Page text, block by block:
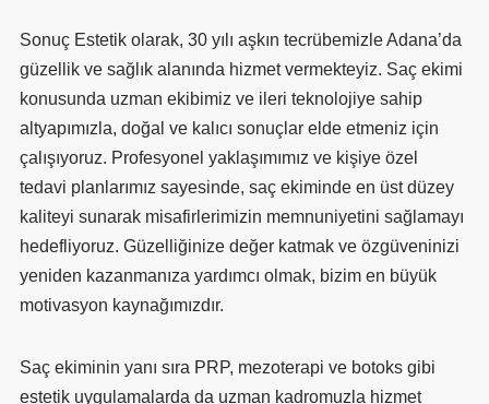
Sonuç Estetik olarak, 30 yılı aşkın tecrübemizle Adana’da
güzellik ve sağlık alanında hizmet vermekteyiz. Saç ekimi
konusunda uzman ekibimiz ve ileri teknolojiye sahip
altyapımızla, doğal ve kalıcı sonuçlar elde etmeniz için
çalışıyoruz. Profesyonel yaklaşımımız ve kişiye özel
tedavi planlarımız sayesinde, saç ekiminde en üst düzey
kaliteyi sunarak misafirlerimizin memnuniyetini sağlamayı
hedefliyoruz. Güzelliğinize değer katmak ve özgüveninizi
yeniden kazanmanıza yardımcı olmak, bizim en büyük
motivasyon kaynağımızdır.
Saç ekiminin yanı sıra PRP, mezoterapi ve botoks gibi
estetik uygulamalarda da uzman kadromuzla hizmet